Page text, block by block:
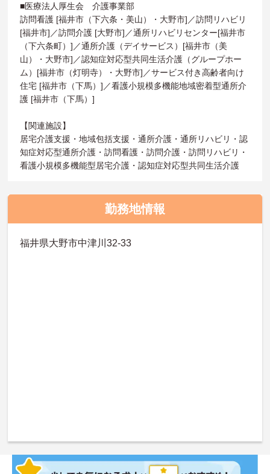
■医療法人厚生会 介護事業部
訪問看護 [福井市（下六条・美山）・大野市]／訪問リハビリ
[福井市]／訪問介護 [大野市]／通所リハビリセンター[福井市
（下六条町）]／通所介護（デイサービス）[福井市（美
山）・大野市]／認知症対応型共同生活介護（グループホー
ム）[福井市（灯明寺）・大野市]／サービス付き高齢者向け
住宅 [福井市（下馬）]／看護小規模多機能地域密着型通所介
護 [福井市（下馬）]
【関連施設】
居宅介護支援・地域包括支援・通所介護・通所リハビリ・認
知症対応型通所介護・訪問看護・訪問介護・訪問リハビリ・
看護小規模多機能型居宅介護・認知症対応型共同生活介護
勤務地情報
福井県大野市中津川32-33